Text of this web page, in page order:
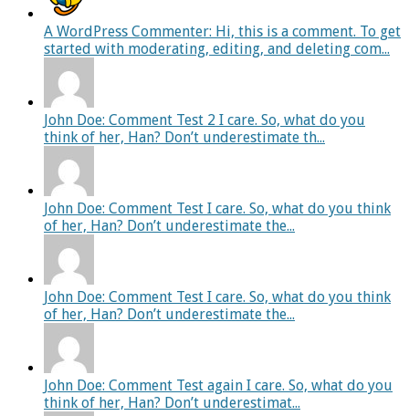
A WordPress Commenter: Hi, this is a comment. To get
started with moderating, editing, and deleting com...
John Doe: Comment Test 2 I care. So, what do you
think of her, Han? Don’t underestimate th...
John Doe: Comment Test I care. So, what do you think
of her, Han? Don’t underestimate the...
John Doe: Comment Test I care. So, what do you think
of her, Han? Don’t underestimate the...
John Doe: Comment Test again I care. So, what do you
think of her, Han? Don’t underestimat...